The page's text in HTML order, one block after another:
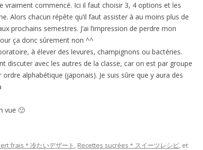
vraiment commencé. Ici il faut choisir 3, 4 options et les
Alors chacun répète qu’il faut assister à au moins plus de
prochains semestres. J’ai l’impression de perdre mon
ça donc sûrement non ^^
à élever des levures, champignons ou bactéries.
discuter avec les autres de la classe, car on est par groupe
alphabétique (japonais). Je suis sûre que y aura des
vue 🙂
frais＊冷たいデザート , Recettes sucrées＊スイーツレシピ, et